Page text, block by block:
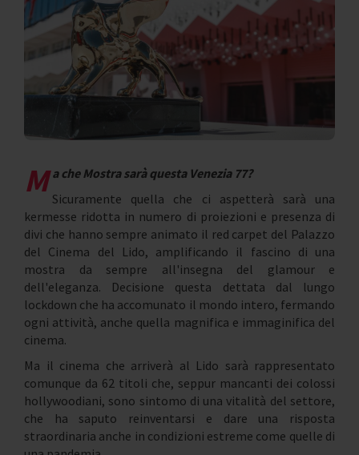
M a che Mostra sarà questa Venezia 77?
Sicuramente quella che ci aspetterà sarà una
kermesse ridotta in numero di proiezioni e presenza di
divi che hanno sempre animato il red carpet del Palazzo
del Cinema del Lido, amplificando il fascino di una
mostra da sempre all'insegna del glamour e
dell'eleganza. Decisione questa dettata dal lungo
lockdown che ha accomunato il mondo intero, fermando
ogni attività, anche quella magnifica e immaginifica del
cinema.
Ma il cinema che arriverà al Lido sarà rappresentato
comunque da 62 titoli che, seppur mancanti dei colossi
hollywoodiani, sono sintomo di una vitalità del settore,
che ha saputo reinventarsi e dare una risposta
straordinaria anche in condizioni estreme come quelle di